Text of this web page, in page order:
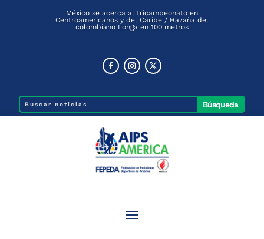
México se acerca al tricampeonato en
Centroamericanos y del Caribe / Hazaña del
colombiano Longa en 100 metros